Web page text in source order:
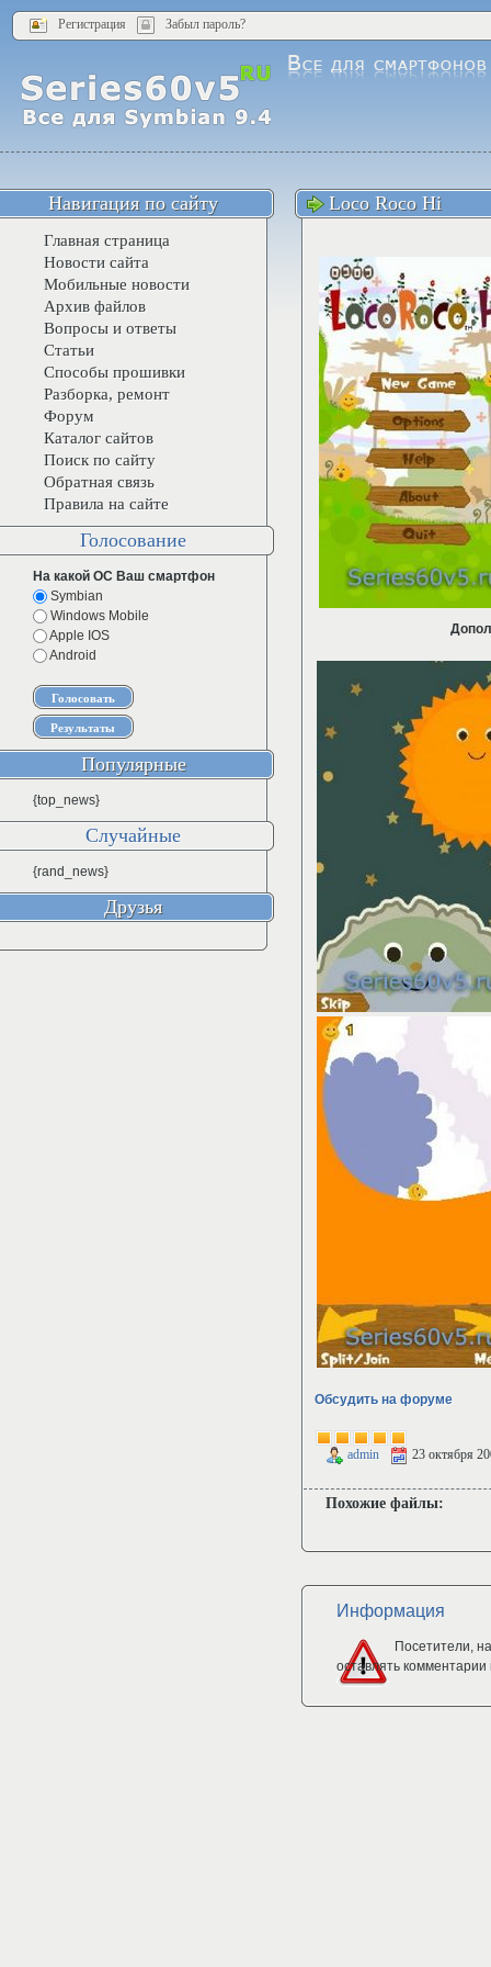
Регистрация Забыл пароль?
Loco Roco Hi
Обсудить на форуме
admin 23 октября
Похожие файлы:
Информация
Посетители,
оставлять комментарии
Навигация по сайту
Главная страница
Новости сайта
Мобильные новости
Архив файлов
Вопросы и ответы
Статьи
Способы прошивки
Разборка, ремонт
Форум
Каталог сайтов
Поиск по сайту
Обратная связь
Правила на сайте
Голосование
На какой ОС Ваш смартфон
Symbian
Windows Mobile
Apple IOS
Android
Популярные
{top_news}
Случайные
{rand_news}
Друзья